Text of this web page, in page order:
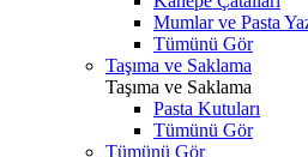
Mumlar ve Pasta
Tümünü Gör
Taşıma ve Saklama
Taşıma ve Saklama
Pasta Kutuları
Tümünü Gör
Tümünü Gör